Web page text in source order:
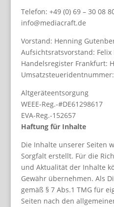
Telefon: +49 (0) 69 – 30 08
info@mediacraft.de
Vorstand: Henning
Aufsichtsratsvorstand: Felix
Handelsregister Frankfurt:
Umsatzsteueridentnummer:
Altgeräteentsorgung
WEEE-Reg.-#DE61298617
EVA-Reg.-152657
Haftung für Inhalte
Die Inhalte unserer Seiten
Sorgfalt erstellt. Für die
und Aktualität der Inhalte
Gewähr übernehmen. Als
gemäß § 7 Abs.1 TMG für
Seiten nach den